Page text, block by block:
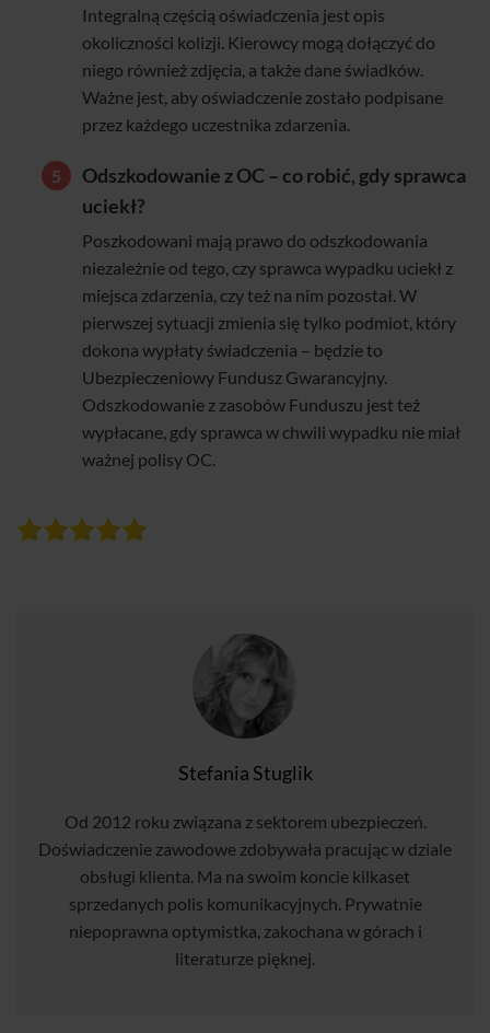
Integralną częścią oświadczenia jest opis
okoliczności kolizji. Kierowcy mogą dołączyć do
niego również zdjęcia, a także dane świadków.
Ważne jest, aby oświadczenie zostało podpisane
przez każdego uczestnika zdarzenia.
Odszkodowanie z OC – co robić, gdy sprawca
uciekł?
Poszkodowani mają prawo do odszkodowania
niezależnie od tego, czy sprawca wypadku uciekł z
miejsca zdarzenia, czy też na nim pozostał. W
pierwszej sytuacji zmienia się tylko podmiot, który
dokona wypłaty świadczenia – będzie to
Ubezpieczeniowy Fundusz Gwarancyjny.
Odszkodowanie z zasobów Funduszu jest też
wypłacane, gdy sprawca w chwili wypadku nie miał
ważnej polisy OC.
Stefania Stuglik
Od 2012 roku związana z sektorem ubezpieczeń.
Doświadczenie zawodowe zdobywała pracując w dziale
obsługi klienta. Ma na swoim koncie kilkaset
sprzedanych polis komunikacyjnych. Prywatnie
niepoprawna optymistka, zakochana w górach i
literaturze pięknej.